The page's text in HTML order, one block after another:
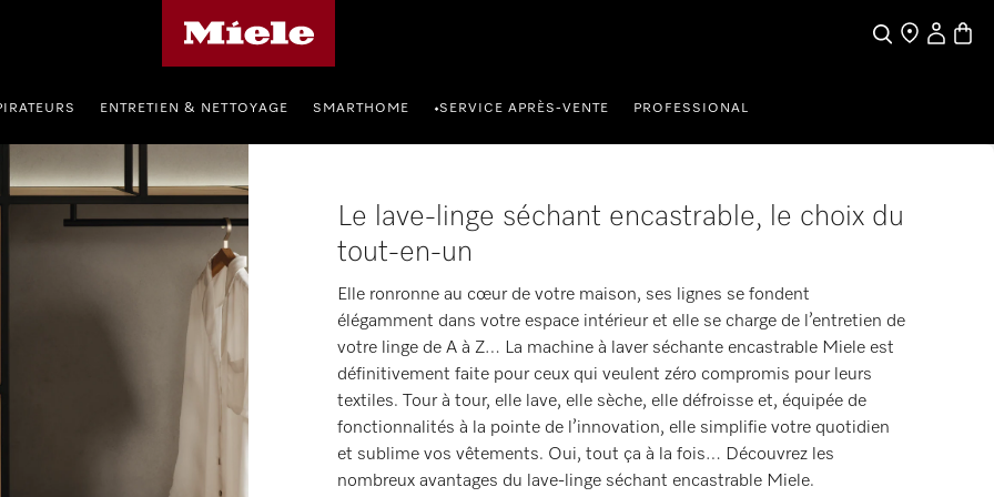
SearchFind a store
My Basket
ENTRETIEN & NETTOYAGE SMARTHOME •SERVICE APRÈS-VENTE PROFESSIONAL
Le lave-linge séchant encastrable, le choix du
tout-en-un
Elle ronronne au cœur de votre maison, ses lignes se fondent
élégamment dans votre espace intérieur et elle se charge de l’entretien de
votre linge de A à Z… La machine à laver séchante encastrable Miele est
définitivement faite pour ceux qui veulent zéro compromis pour leurs
textiles. Tour à tour, elle lave, elle sèche, elle défroisse et, équipée de
fonctionnalités à la pointe de l’innovation, elle simplifie votre quotidien
et sublime vos vêtements. Oui, tout ça à la fois… Découvrez les
nombreux avantages du lave-linge séchant encastrable Miele.